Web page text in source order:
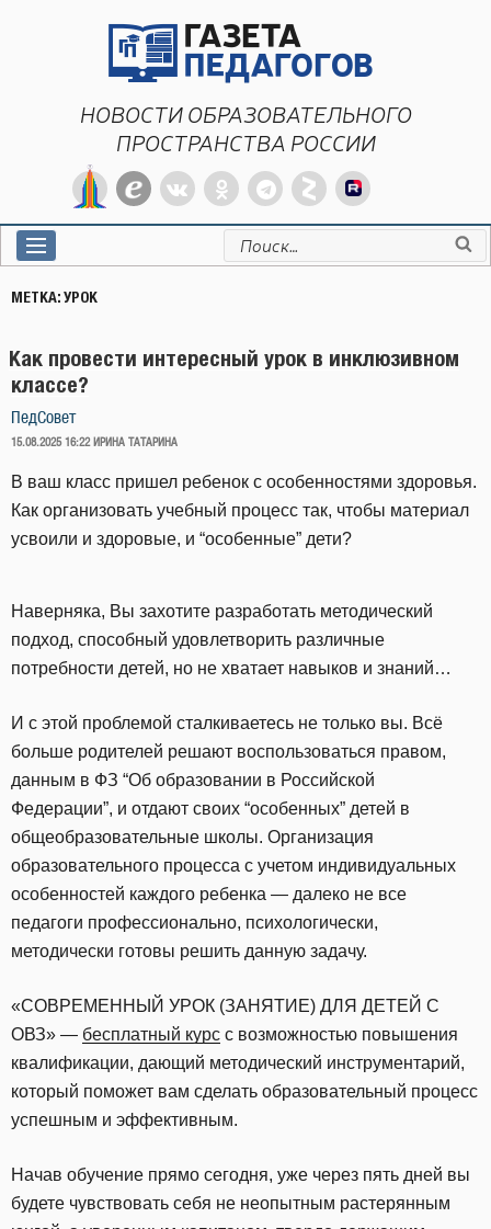
НОВОСТИ ОБРАЗОВАТЕЛЬНОГО
ПРОСТРАНСТВА РОССИИ
Искать:
МЕТКА:УРОК
Как провести интересный урок в инклюзивном
классе?
ПедСовет
ОПУБЛИКОВАНО
15.08.2025 16:22 ИРИНА ТАТАРИНА
В ваш класс пришел ребенок с особенностями здоровья.
Как организовать учебный процесс так, чтобы материал
усвоили и здоровые, и “особенные” дети?
Наверняка, Вы захотите разработать методический
подход, способный удовлетворить различные
потребности детей, но не хватает навыков и знаний…
И с этой проблемой сталкиваетесь не только вы. Всё
больше родителей решают воспользоваться правом,
данным в ФЗ “Об образовании в Российской
Федерации”, и отдают своих “особенных” детей в
общеобразовательные школы. Организация
образовательного процесса с учетом индивидуальных
особенностей каждого ребенка — далеко не все
педагоги профессионально, психологически,
методически готовы решить данную задачу.
«СОВРЕМЕННЫЙ УРОК (ЗАНЯТИЕ) ДЛЯ ДЕТЕЙ С
ОВЗ» — бесплатный курс с возможностью повышения
квалификации, дающий методический инструментарий,
который поможет вам сделать образовательный процесс
успешным и эффективным.
Начав обучение прямо сегодня, уже через пять дней вы
будете чувствовать себя не неопытным растерянным